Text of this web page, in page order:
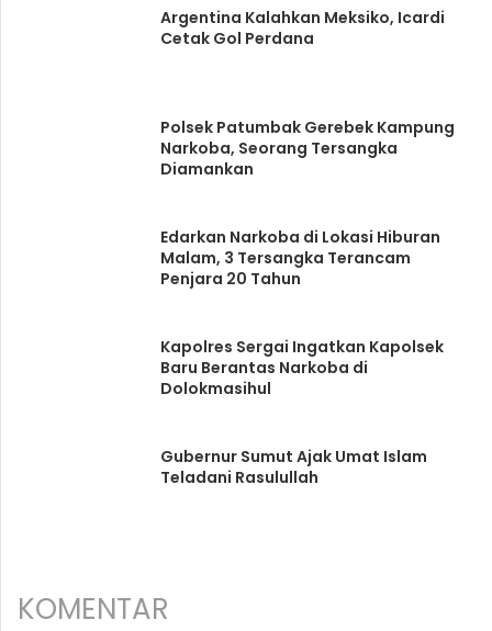
Argentina Kalahkan Meksiko, Icardi
Cetak Gol Perdana
Polsek Patumbak Gerebek Kampung
Narkoba, Seorang Tersangka
Diamankan
Edarkan Narkoba di Lokasi Hiburan
Malam, 3 Tersangka Terancam
Penjara 20 Tahun
Kapolres Sergai Ingatkan Kapolsek
Baru Berantas Narkoba di
Dolokmasihul
Gubernur Sumut Ajak Umat Islam
Teladani Rasulullah
KOMENTAR